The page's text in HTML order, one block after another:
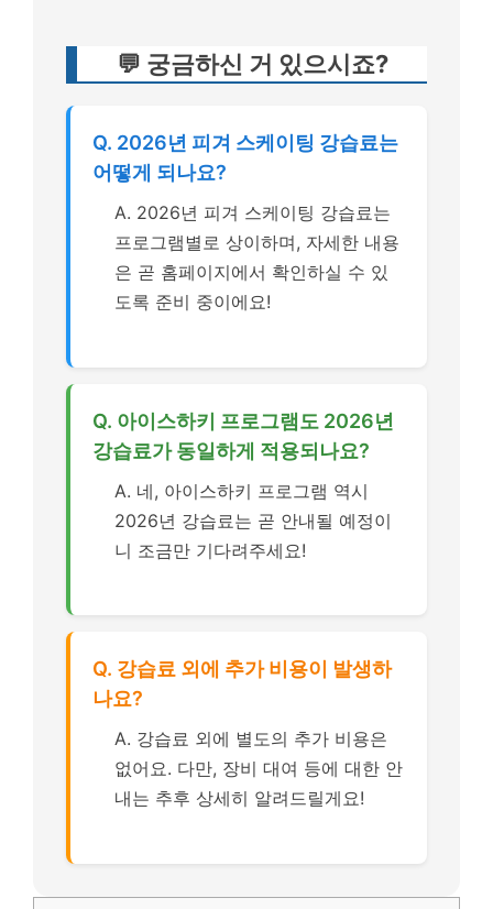
💬 궁금하신 거 있으시죠?
Q. 2026년 피겨 스케이팅 강습료는
어떻게 되나요?
A. 2026년 피겨 스케이팅 강습료는
프로그램별로 상이하며, 자세한 내용
은 곧 홈페이지에서 확인하실 수 있
도록 준비 중이에요!
Q. 아이스하키 프로그램도 2026년
강습료가 동일하게 적용되나요?
A. 네, 아이스하키 프로그램 역시
2026년 강습료는 곧 안내될 예정이
니 조금만 기다려주세요!
Q. 강습료 외에 추가 비용이 발생하
나요?
A. 강습료 외에 별도의 추가 비용은
없어요. 다만, 장비 대여 등에 대한 안
내는 추후 상세히 알려드릴게요!